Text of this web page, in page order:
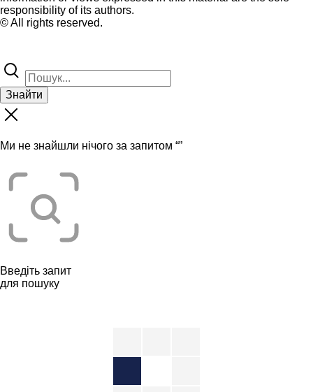
responsibility of its authors.
© All rights reserved.
Знайти
Ми не знайшли нічого за запитом “”
Введіть запит
для пошуку